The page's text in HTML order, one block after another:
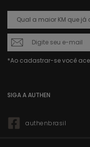
SIGA A AUTHEN
authenbrasil